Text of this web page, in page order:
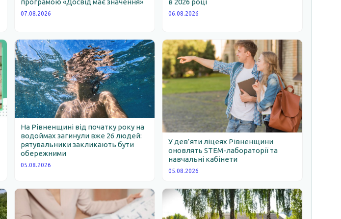
07.08.2026 06.08.2026
На Рівненщині від початку року на
водоймах загинули вже 26 людей:
рятувальники закликають бути
обережними
05.08.2026
У дев’яти ліцеях Рівненщини
оновлять STEM-лабораторії та
навчальні кабінети
05.08.2026